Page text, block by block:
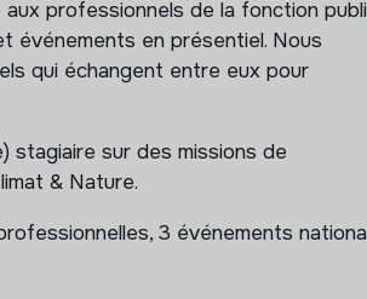
professionnels de la fonction
événements en présentiel. Nous
qui échangent entre eux pour
stagiaire sur des missions de
& Nature.
3 événements